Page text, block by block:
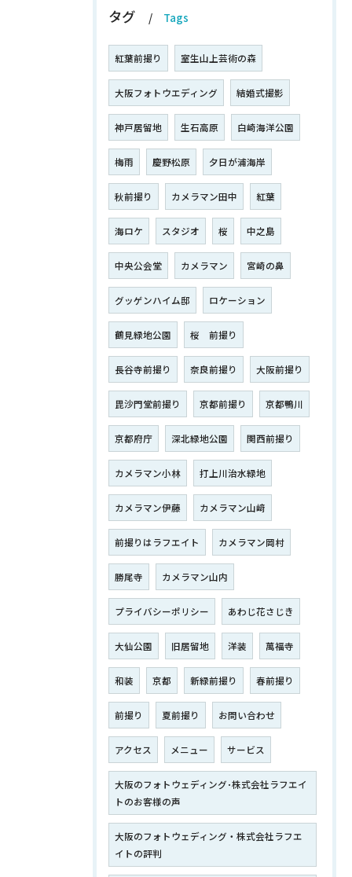
タグ Tags
紅葉前撮り 室生山上芸術の森
大阪フォトウエディング 結婚式撮影
神戸居留地 生石高原 白崎海洋公園
梅雨 慶野松原 夕日が浦海岸
秋前撮り カメラマン田中 紅葉
海ロケ スタジオ 桜 中之島
中央公会堂 カメラマン 宮崎の鼻
グッゲンハイム邸 ロケーション
鶴見緑地公園 桜 前撮り
長谷寺前撮り 奈良前撮り 大阪前撮り
毘沙門堂前撮り 京都前撮り 京都鴨川
京都府庁 深北緑地公園 関西前撮り
カメラマン小林 打上川治水緑地
カメラマン伊藤 カメラマン山﨑
前撮りはラフエイト カメラマン岡村
勝尾寺 カメラマン山内
プライバシーポリシー あわじ花さじき
大仙公園 旧居留地 洋装 萬福寺
和装 京都 新緑前撮り 春前撮り
前撮り 夏前撮り お問い合わせ
アクセス メニュー サービス
大阪のフォトウェディング･株式会社ラフエイ
トのお客様の声
大阪のフォトウェディング・株式会社ラフエ
イトの評判